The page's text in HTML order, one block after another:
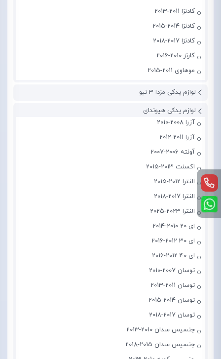
کادنزا 2011-2013
کادنزا 2014-2015
کادنزا 2017-2018
کارنز 2010-2016
موهاوی 2011-2015
لوازم یدکی مزدا 3 نیو
لوازم یدکی هیوندای
آزرا 2008-2010
آزرا 2011-2012
آونته 2006-2007
اکسنت 2013-2015
النترا 2012-2015
النترا 2017-2018
النترا 2023-2025
ای 20 2010-2014
ای 30 2012-2016
ای 40 2012-2016
توسان 2007-2010
توسان 2011-2013
توسان 2014-2015
توسان 2017-2018
جنسیس سدان 2010-2013
جنسیس سدان 2015-2018